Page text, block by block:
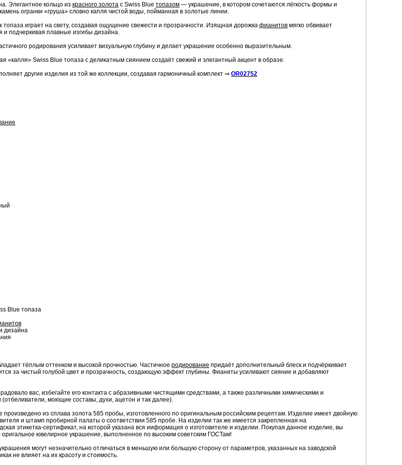
Элегантное кольцо из красного золота с Swiss Blue топазом — украшение, в котором сочетаются лёгкость формы и
огранки «груша» словно капля чистой воды, пойманная в золотые линии.
играет на свету, создавая ощущение свежести и прозрачности. Изящная дорожка фианитов мягко обвивает
и подчеркивая плавные изгибы дизайна.
родирования усиливает визуальную глубину и делает украшение особенно выразительным.
«капля» Swiss Blue топаза с деликатным сиянием создаёт свежий и элегантный акцент в образе.
другие изделия из той же коллекции, создавая гармоничный комплект ⇒ OR02752
Blue топаза
дизайна
тёплым оттенком и высокой прочностью. Частичное родирование придаёт дополнительный блеск и подчёркивает
за чистый голубой цвет и прозрачность, создающую эффект глубины. Фианиты усиливают сияние и добавляют
вас, избегайте его контакта с абразивными чистящими средствами, а также различными химическими и
моющие составы, духи, ацетон и так далее).
произведено из сплава золота 585 пробы, изготовленного по оригинальным российским рецептам. Изделие имеет двойную
и штамп пробирной палаты о соответствии 585 пробе. На изделии так же имеется закрепленная на
этикетка-сертификат, на которой указана вся ииформация о изготовителе и изделии. Покупая данное изделие, вы
оригальное ювелирное украшение, выполненное по высоким советским ГОСТам!
могут незначительно отличаться в меньшую или большую сторону от параметров, указанных на заводской
не влияет на их красоту и стоимость.